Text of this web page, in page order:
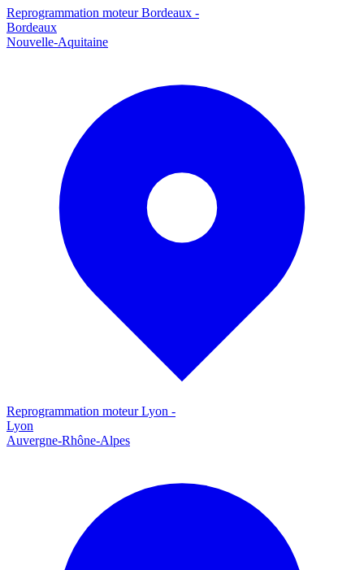
Reprogrammation moteurBordeaux -
Bordeaux
Nouvelle-Aquitaine
Reprogrammation moteurLyon -
Lyon
Auvergne-Rhône-Alpes